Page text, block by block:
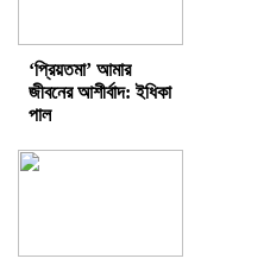
‘প্রিয়তমা’ আমার
জীবনের আশীর্বাদ: ইধিকা
পাল